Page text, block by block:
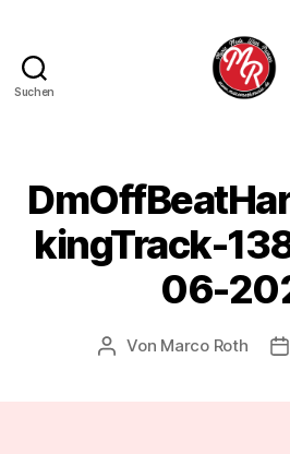
Suchen
kingTrack-
06-
Beitragsautor
Von Marco Roth